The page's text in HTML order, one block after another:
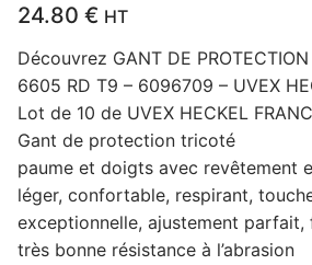
24.80 € HT
Découvrez GANT DE
6605 RD T9 – 6096709 – UVEX
Lot de 10 de UVEX HECKEL
Gant de protection tricoté
paume et doigts avec revêtement
léger, confortable, respirant,
exceptionnelle, ajustement
très bonne résistance à l’abrasion